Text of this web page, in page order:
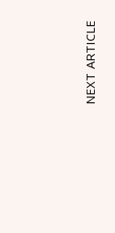
NEXT ARTICLE